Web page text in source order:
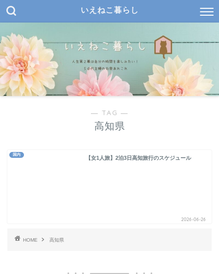
いえねこ暮らし
― TAG ―
高知県
国内
【女1人旅】2泊3日高知旅行のスケジュール
2026-06-26
HOME 高知県